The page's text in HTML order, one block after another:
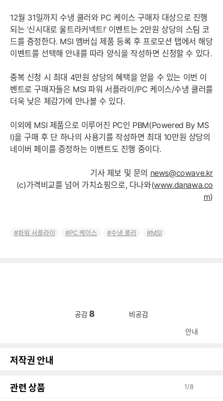
12월 31일까지 수냉 쿨러와 PC 케이스 구매자 대상으로 진행
되는 ‘신시대로 울트라커넥트!’ 이벤트는 2만원 상당의 스팀 코
드를 증정한다. MSI 멤버십 제품 등록 후 프로모션 탭에서 해당
이벤트를 선택해 안내를 따라 양식을 작성하면 신청할 수 있다.
중복 신청 시 최대 4만원 상당의 혜택을 얻을 수 있는 이번 이
벤트로 구매자들은 MSI 파워 서플라이/PC 케이스/수냉 쿨러를
더욱 낮은 체감가에 만나볼 수 있다.
이외에 MSI 제품으로 이루어진 PC인 PBM(Powered By MS
I)을 구매 후 단 하나의 사용기를 작성하면 최대 10만원 상당의
네이버 페이를 증정하는 이벤트도 진행 중이다.
기사 제보 및 문의 news@cowave.kr
(c)가격비교를 넘어 가치쇼핑으로, 다나와(www.danawa.co
m)
파워 서플라이 PC 케이스 수냉 쿨러 MSI
공감8 비공감
안내
저작권 안내
관련 상품 1/8